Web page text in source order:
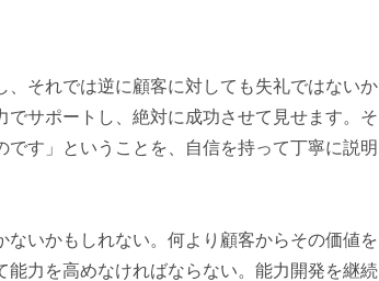
それでは逆に顧客に対しても失礼ではないか
サポートし、絶対に成功させて見せます。そ
す」ということを、自信を持って丁寧に説明
いかもしれない。何より顧客からその価値を
力を高めなければならない。能力開発を継続